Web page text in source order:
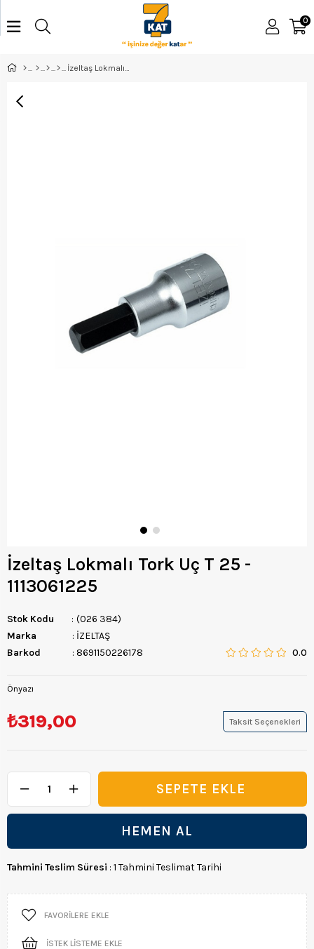
0
İzeltaş Lokmalı Tork Uç T 25 -
1113061225
Stok Kodu
(026 384)
Marka
: İZELTAŞ
Barkod
: 8691150226178 0.0
Önyazı
₺319,00 Taksit Seçenekleri
Tahmini Teslim Süresi : 1 Tahmini Teslimat Tarihi
FAVORILERE EKLE
İSTEK LISTEME EKLE